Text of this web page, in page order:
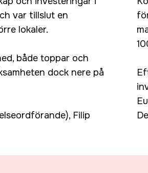
var tillslut en
lokaler.
både toppar och
dock nere på
Filip